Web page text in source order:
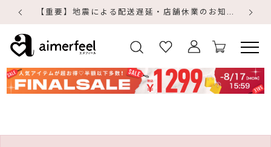
【重要】地震による配送遅延・店舗休業のお知らせ